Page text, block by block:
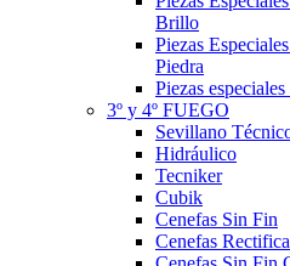
Brillo
Piezas
Piedra
Piezas
3º y 4º FUEGO
Sevillano
Hidráulico
Tecniker
Cubik
Cenefas Sin Fin
Cenefas